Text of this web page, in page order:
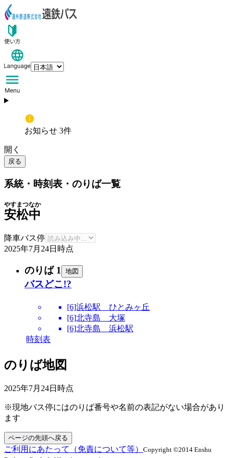
お知らせ 3件
開く
戻る
系統・時刻表・のりば一覧
安松中
やすまつなか
降車バス停
2025年7月24日 時点
のりば 1 地図
バスどこ!?
[6]浜松駅 ひとみヶ丘
[6]北寺島 大塚
[6]北寺島 浜松駅
時刻表
のりば地図
2025年7月24日 時点
※現地バス停にはのりば番号や名前の表記がない場合があり
ます
ページの先頭へ戻る
ご利用にあたって（免責について等） Copyright ©2014 Enshu